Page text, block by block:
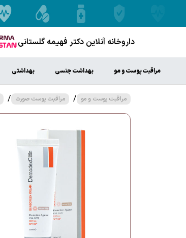
داروخانه آنلاین دکتر فهیمه گلستانی
مراقبت پوست و مو بهداشت جنسی بهداشتی
مراقبت پوست و مو / مراقبت پوست صورت /